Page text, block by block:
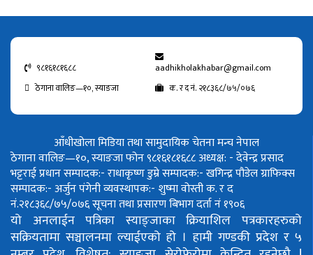
९८१६१८१६८८
aadhikholakhabar@gmail.com
ठेगाना वालिङ—१०, स्याङजा
क. र द नं. २१८३६८/७५/०७६
आँधीखोला मिडिया तथा सामुदायिक चेतना मन्च नेपाल
ठेगाना वालिङ—१०, स्याङजा फोन ९८१६१८१६८८अध्यक्ष: - देवेन्द्र प्रसाद
भट्टराईप्रधान सम्पादक:- राधाकृष्ण डुम्रेसम्पादक:- खगिन्द्र पौडेलग्राफिक्स
सम्पादक:- अर्जुन पंगेनीव्यवस्थापक:- शुष्मा वोस्तीक. र द
नं.२१८३६८/७५/०७६सूचना तथा प्रसारण बिभाग दर्ता नं १९०६
यो अनलाईन पत्रिका स्याङ्जाका क्रियाशिल पत्रकारहरुको
सक्रियतामा सञ्चालनमा ल्याईएको हो । हामी गण्डकी प्रदेश र ५